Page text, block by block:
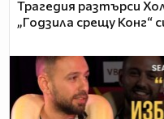
Трагедия разтърси
„Годзила срещу Конг“